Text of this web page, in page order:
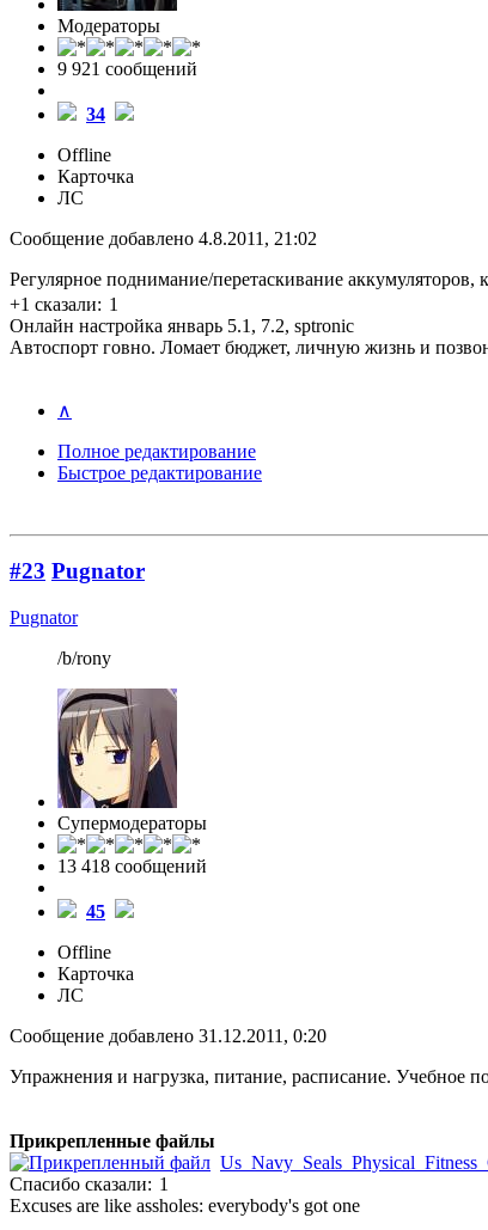
Модераторы
9 921 cообщений
34
Offline
Карточка
ЛС
Сообщение добавлено 4.8.2011, 21:02
Регулярное поднимание/перетаскивание аккумуляторов,
+1 сказали: 1
Онлайн настройка январь 5.1, 7.2, sptronic
Автоспорт говно. Ломает бюджет, личную жизнь и
∧
Полное редактирование
Быстрое редактирование
#23 Pugnator
Pugnator
/b/rony
Супермодераторы
13 418 cообщений
45
Offline
Карточка
ЛС
Сообщение добавлено 31.12.2011, 0:20
Упражнения и нагрузка, питание, расписание. Учебное
Прикрепленные файлы
Спасибо сказали: 1
Excuses are like assholes: everybody's got one